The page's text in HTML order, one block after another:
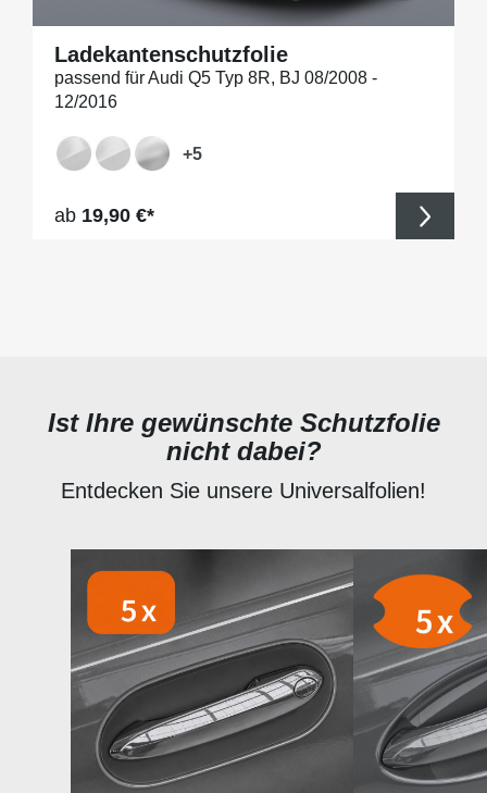
Ladekantenschutzfolie
passend für Audi Q5 Typ 8R, BJ 08/2008 -
12/2016
+5
Regulärer Preis:
ab 19,90 €*
Ist Ihre gewünschte Schutzfolie
nicht dabei?
Entdecken Sie unsere Universalfolien!